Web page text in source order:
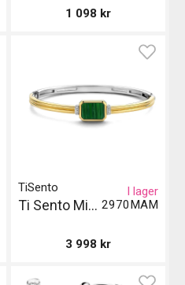
1 098 kr
2970MAM
TiSento
Ti Sento Milano Armband - Malakit
I lager
3 998 kr